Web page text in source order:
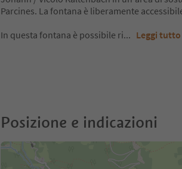
Parcines. La fontana è liberamente
In questa fontana è possibile ri... Leggi tutto
Posizione e indicazioni